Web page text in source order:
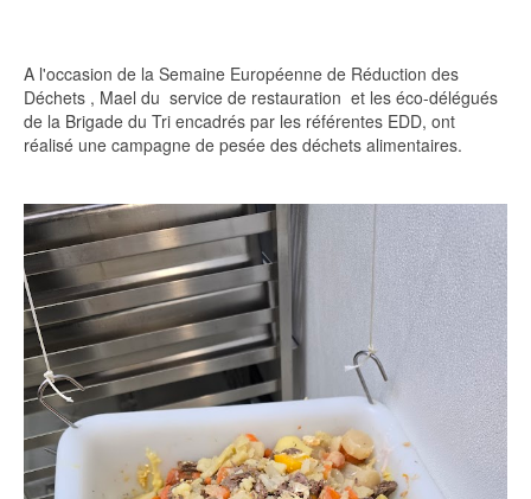
A l'occasion de la Semaine Européenne de Réduction des
Déchets , Mael du service de restauration et les éco-délégués
de la Brigade du Tri encadrés par les référentes EDD, ont
réalisé une campagne de pesée des déchets alimentaires.